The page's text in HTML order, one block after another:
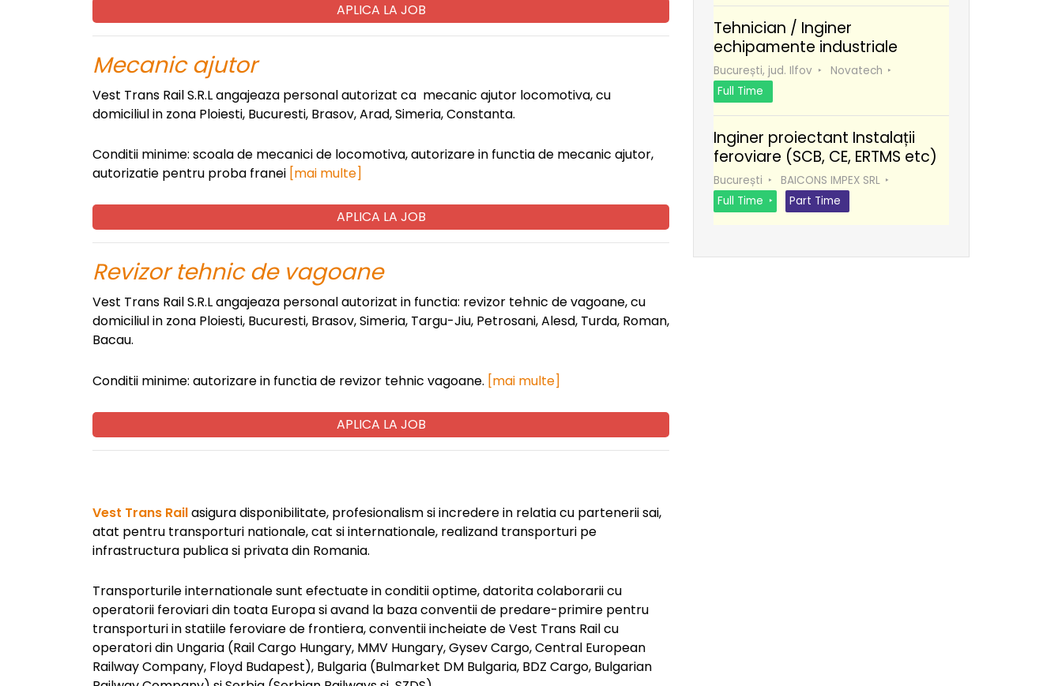
APLICA LA JOB
Mecanic ajutor
Vest Trans Rail S.R.L angajeaza personal autorizat ca mecanic ajutor locomotiva, cu
domiciliul in zona Ploiesti, Bucuresti, Brasov, Arad, Simeria, Constanta.
Conditii minime: scoala de mecanici de locomotiva, autorizare in functia de mecanic ajutor,
autorizatie pentru proba franei [mai multe]
APLICA LA JOB
Revizor tehnic de vagoane
Vest Trans Rail S.R.L angajeaza personal autorizat in functia: revizor tehnic de vagoane, cu
domiciliul in zona Ploiesti, Bucuresti, Brasov, Simeria, Targu-Jiu, Petrosani, Alesd, Turda, Roman,
Bacau.
Conditii minime: autorizare in functia de revizor tehnic vagoane. [mai multe]
APLICA LA JOB
Vest Trans Railasigura disponibilitate, profesionalism si incredere in relatia cu partenerii sai,
atat pentru transporturi nationale, cat si internationale, realizand transporturi pe
infrastructura publica si privata din Romania.
Transporturile internationale sunt efectuate in conditii optime, datorita colaborarii cu
operatorii feroviari din toata Europa si avand la baza conventii de predare-primire pentru
transporturi in statiile feroviare de frontiera, conventii incheiate de Vest Trans Rail cu
operatori din Ungaria (Rail Cargo Hungary, MMV Hungary, Gysev Cargo, Central European
Railway Company, Floyd Budapest), Bulgaria (Bulmarket DM Bulgaria, BDZ Cargo, Bulgarian
Tehnician / Inginer
echipamente industriale
București, jud. Ilfov
Novatech
Full Time
Inginer proiectant Instalații
feroviare (SCB, CE, ERTMS etc)
București
BAICONS IMPEX SRL
Full Time
Part Time